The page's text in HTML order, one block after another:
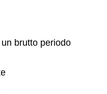
brutto periodo